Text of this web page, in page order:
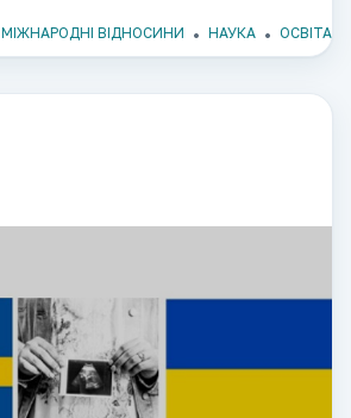
МІЖНАРОДНІ ВІДНОСИНИ НАУКА
ОСВІТА